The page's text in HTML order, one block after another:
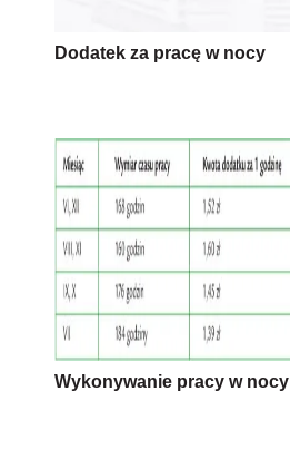
Dodatek za pracę w nocy
Wykonywanie pracy w nocy